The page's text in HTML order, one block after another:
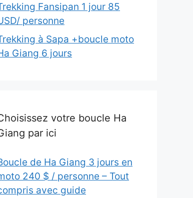
Fansipan 1 jour 85
personne
à Sapa +boucle moto
Giang 6 jours
votre boucle Ha
par ici
de Ha Giang 3 jours en
240 $ / personne – Tout
avec guide